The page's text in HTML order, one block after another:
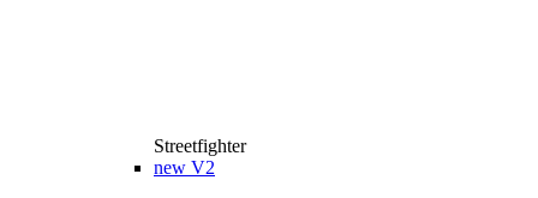
Streetfighter
new V2